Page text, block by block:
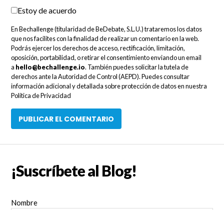
Estoy de acuerdo
En Bechallenge (titularidad de BeDebate, S.L.U.) trataremos los datos
que nos facilites con la finalidad de realizar un comentario en la web.
Podrás ejercer los derechos de acceso, rectificación, limitación,
oposición, portabilidad, o retirar el consentimiento enviando un email
a hello@bechallenge.io. También puedes solicitar la tutela de
derechos ante la Autoridad de Control (AEPD). Puedes consultar
información adicional y detallada sobre protección de datos en nuestra
Política de Privacidad
¡Suscríbete al Blog!
Nombre